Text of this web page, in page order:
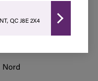
QC J8E 2X4
Nord